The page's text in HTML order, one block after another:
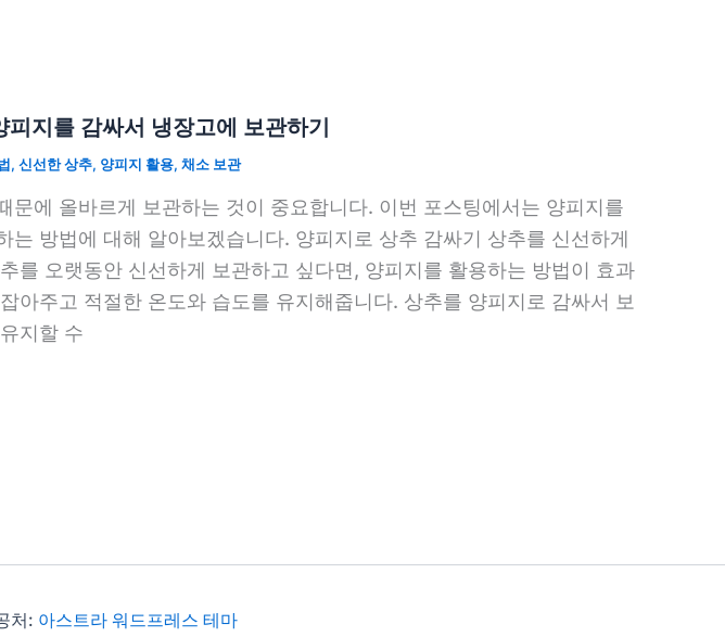
지를 감싸서 냉장고에 보관하기
, 신선한 상추, 양피지 활용, 채소 보관
문에 올바르게 보관하는 것이 중요합니다. 이번 포스팅에서는 양피지를
는 방법에 대해 알아보겠습니다. 양피지로 상추 감싸기 상추를 신선하게
를 오랫동안 신선하게 보관하고 싶다면, 양피지를 활용하는 방법이 효과
아주고 적절한 온도와 습도를 유지해줍니다. 상추를 양피지로 감싸서 보
지할 수
처: 아스트라 워드프레스 테마